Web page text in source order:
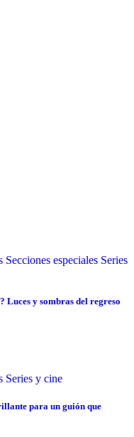
Secciones especiales Series
Luces y sombras del regreso
Series y cine
para un guión que